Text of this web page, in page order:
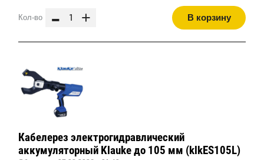
Кол-во - + В корзину
Кабелерез электрогидравлический
аккумуляторный Klauke до 105 мм (klkES105L)